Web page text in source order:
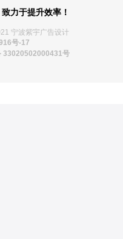
力于提升效率！
宁波紫宇广告设计
号-17
33020502000431号